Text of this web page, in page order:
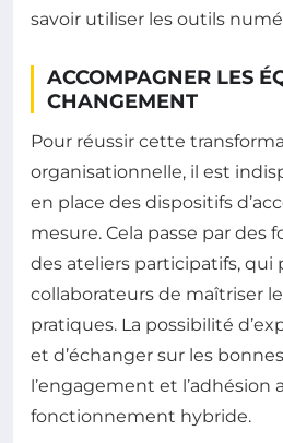
savoir utiliser les outils
ACCOMPAGNER LES
CHANGEMENT
Pour réussir cette
organisationnelle, il est
en place des dispositifs
mesure. Cela passe par des
des ateliers participatifs,
collaborateurs de maîtriser
pratiques. La possibilité
et d’échanger sur les
l’engagement et l’adhésion
fonctionnement hybride.